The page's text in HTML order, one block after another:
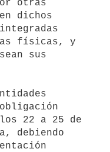
dichos
físicas, y
22 a 25 de
debiendo